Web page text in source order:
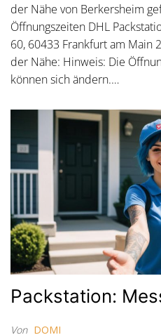
der Nähe von Berkersheim
Öffnungszeiten DHL
60, 60433 Frankfurt am Main
der Nähe: Hinweis: Die
können sich ändern.…
Packstation:
Von DOMI